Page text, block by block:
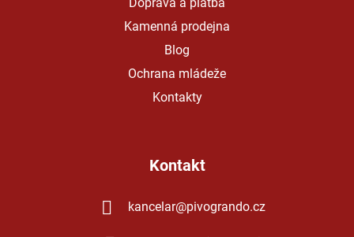
Kamenná prodejna
Blog
Ochrana mládeže
Kontakty
Kontakt
kancelar@pivogrando.cz